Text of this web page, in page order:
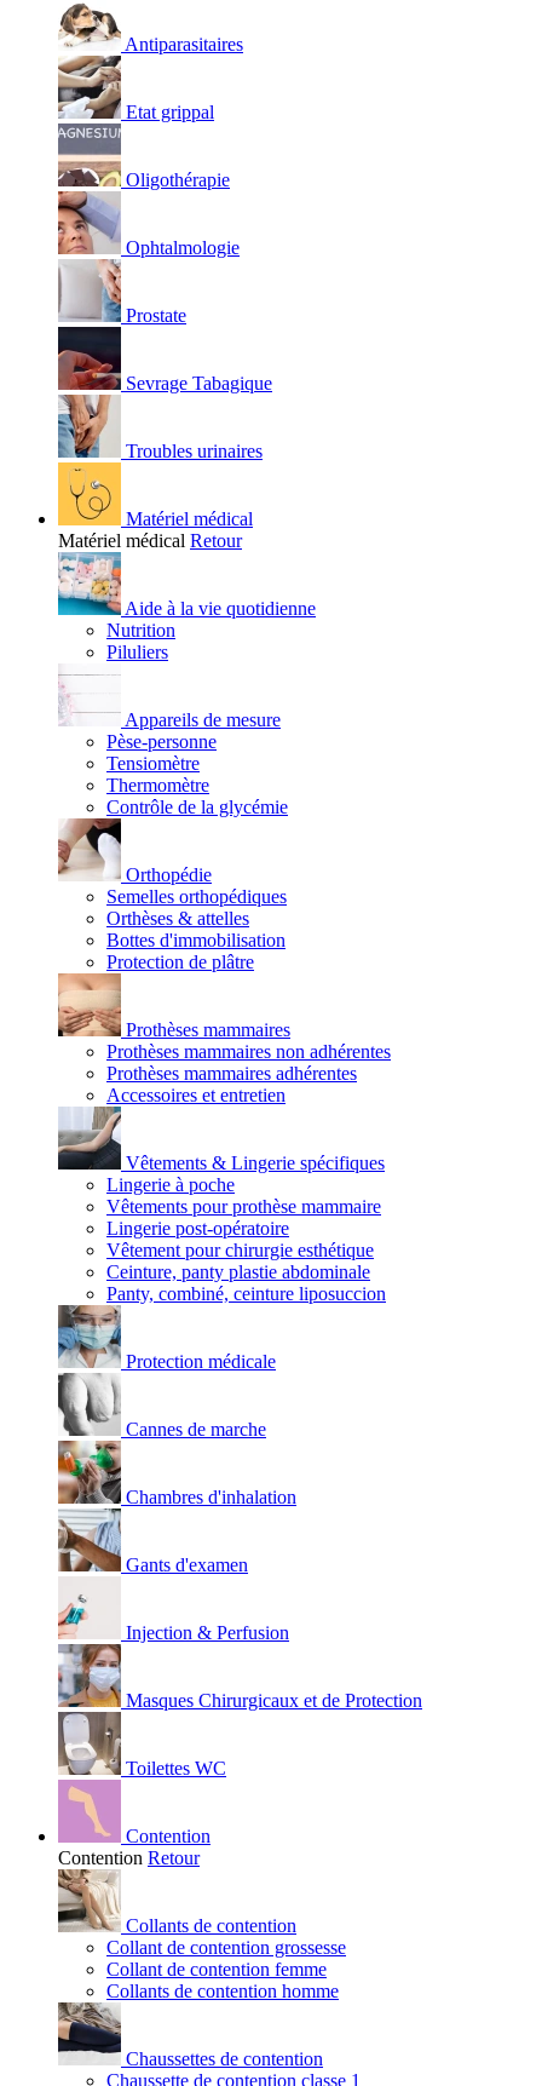
Antiparasitaires
Etat grippal
Oligothérapie
Ophtalmologie
Prostate
Sevrage Tabagique
Troubles urinaires
Matériel médical
Matériel médical Retour
Aide à la vie quotidienne
Nutrition
Piluliers
Appareils de mesure
Pèse-personne
Tensiomètre
Thermomètre
Contrôle de la glycémie
Orthopédie
Semelles orthopédiques
Orthèses & attelles
Bottes d'immobilisation
Protection de plâtre
Prothèses mammaires
Prothèses mammaires non adhérentes
Prothèses mammaires adhérentes
Accessoires et entretien
Vêtements & Lingerie spécifiques
Lingerie à poche
Vêtements pour prothèse mammaire
Lingerie post-opératoire
Vêtement pour chirurgie esthétique
Ceinture, panty plastie abdominale
Panty, combiné, ceinture liposuccion
Protection médicale
Cannes de marche
Chambres d'inhalation
Gants d'examen
Injection & Perfusion
Masques Chirurgicaux et de Protection
Toilettes WC
Contention
Contention Retour
Collants de contention
Collant de contention grossesse
Collant de contention femme
Collants de contention homme
Chaussettes de contention
Chaussette de contention classe 1